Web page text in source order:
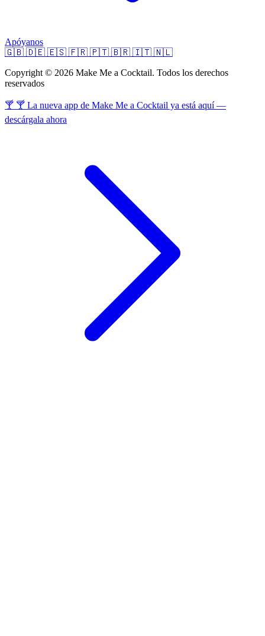
Apóyanos
🇬🇧 🇩🇪 🇪🇸 🇫🇷 🇵🇹 🇧🇷 🇮🇹 🇳🇱
Copyright © 2026 Make Me a Cocktail. Todos los derechos
reservados
🍸 🍸 La nueva app de Make Me a Cocktail ya está aquí —
descárgala ahora